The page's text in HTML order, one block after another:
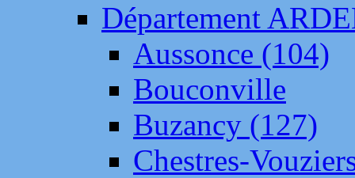
Département
Aussonce (104)
Bouconville
Buzancy (127)
Chestres-